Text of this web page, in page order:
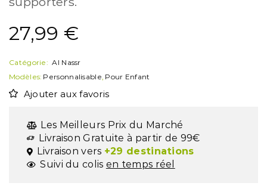
27,99 €
Catégorie: Al Nassr
Modèles: Personnalisable, Pour Enfant
Ajouter aux favoris
Les Meilleurs Prix du Marché
Livraison Gratuite à partir de 99€
Livraison vers +29 destinations
Suivi du colis en temps réel